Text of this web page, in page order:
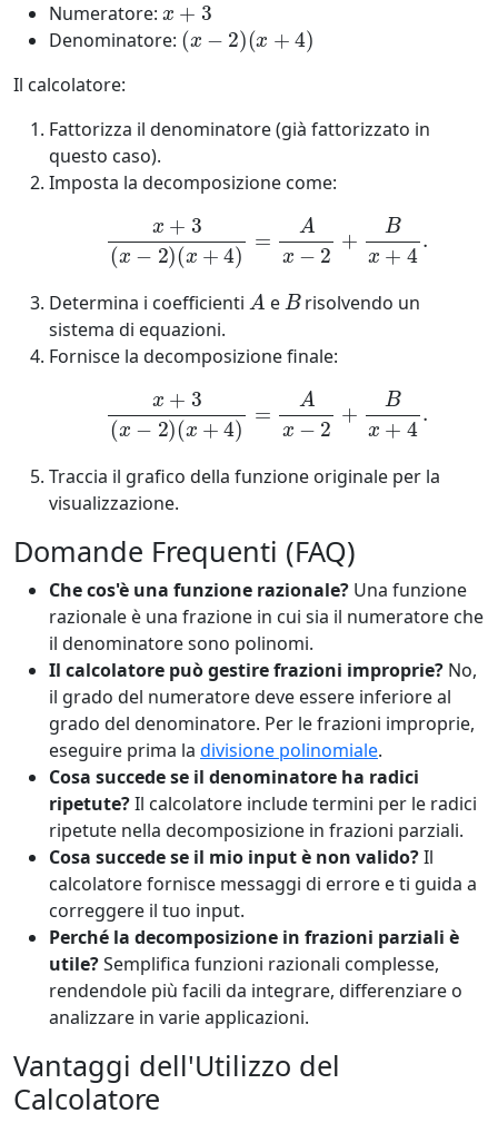
Numeratore:
Denominatore:
(x − x +
Il calcolatore:
Fattorizza il denominatore (già fattorizzato in
questo caso).
Imposta la decomposizione come:
+3 x − x− 4.
Determina i coefficienti
A
e
B
risolvendo un
sistema di equazioni.
Fornisce la decomposizione finale:
+3 x − x− 4.
Traccia il grafico della funzione originale per la
visualizzazione.
Domande Frequenti (FAQ)
Che cos'è una funzione razionale? Una funzione
razionale è una frazione in cui sia il numeratore che
il denominatore sono polinomi.
Il calcolatore può gestire frazioni improprie? No,
il grado del numeratore deve essere inferiore al
grado del denominatore. Per le frazioni improprie,
eseguire prima la divisione polinomiale.
Cosa succede se il denominatore ha radici
ripetute?Il calcolatore include termini per le radici
ripetute nella decomposizione in frazioni parziali.
Cosa succede se il mio input è non valido?Il
calcolatore fornisce messaggi di errore e ti guida a
correggere il tuo input.
Perché la decomposizione in frazioni parziali è
utile?Semplifica funzioni razionali complesse,
rendendole più facili da integrare, differenziare o
analizzare in varie applicazioni.
Vantaggi dell'Utilizzo del
Calcolatore